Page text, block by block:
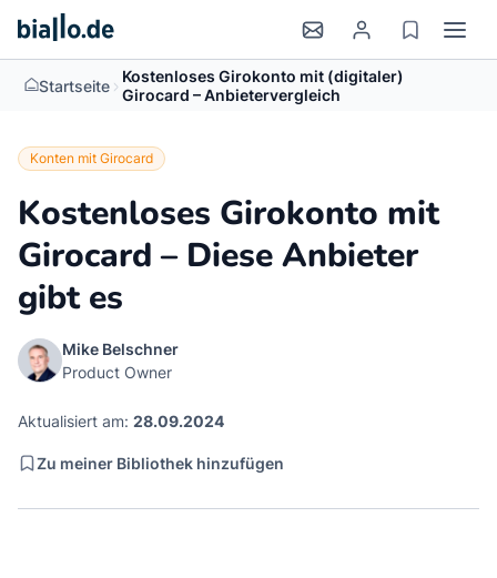
Startseite > Kostenloses Girokonto mit (digitaler)
Girocard – Anbietervergleich
Konten mit Girocard
Kostenloses Girokonto mit
Girocard – Diese Anbieter
gibt es
Mike Belschner
Product Owner
Aktualisiert am: 28.09.2024
Zu meiner Bibliothek hinzufügen